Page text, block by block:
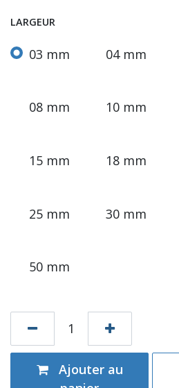
LARGEUR
03 mm 04 mm
08 mm 10 mm
15 mm 18 mm
25 mm 30 mm
50 mm
Ajouter au